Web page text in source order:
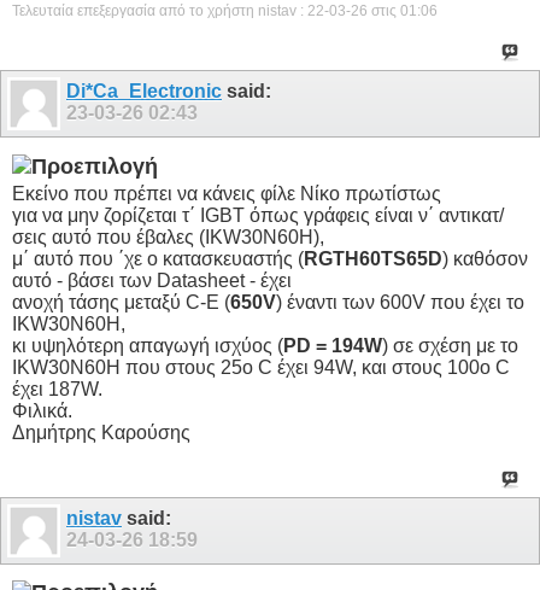
Τελευταία επεξεργασία από το χρήστη nistav : 22-03-26 στις 01:06
Di*Ca_Electronic said:
23-03-26 02:43
Εκείνο που πρέπει να κάνεις φίλε Νίκο πρωτίστως
για να μην ζορίζεται τ΄ IGBT όπως γράφεις είναι ν΄ αντικατ/
σεις αυτό που έβαλες (IKW30N60H),
μ΄ αυτό που ΄χε ο κατασκευαστής (RGTH60TS65D) καθόσον
αυτό - βάσει των Datasheet - έχει
ανοχή τάσης μεταξύ C-E (650V) έναντι των 600V που έχει το
IKW30N60H,
κι υψηλότερη απαγωγή ισχύος (PD = 194W) σε σχέση με το
IKW30N60H που στους 25ο C έχει 94W, και στους 100ο C
έχει 187W.
Φιλικά.
Δημήτρης Καρούσης
nistav said:
24-03-26 18:59